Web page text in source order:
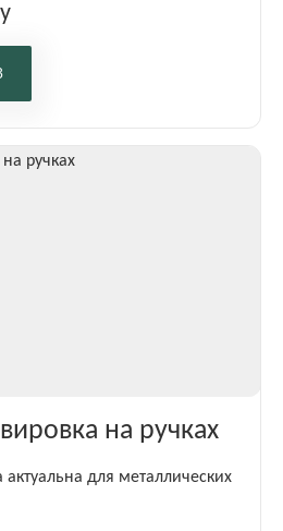
на ручках
актуальна для металлических